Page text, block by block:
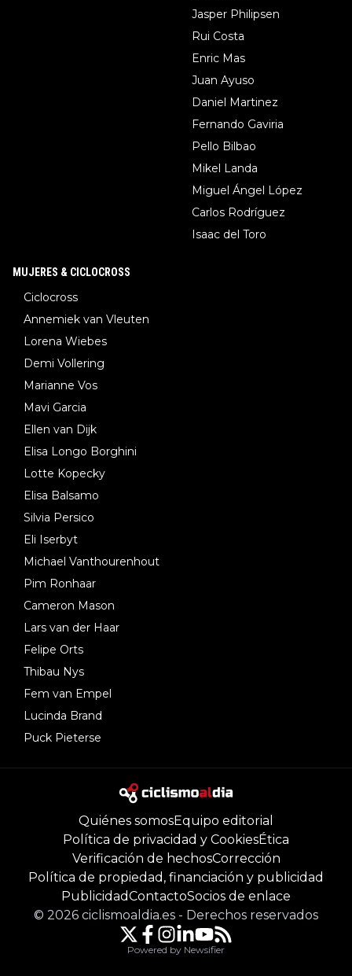
Jasper Philipsen
Rui Costa
Enric Mas
Juan Ayuso
Daniel Martinez
Fernando Gaviria
Pello Bilbao
Mikel Landa
Miguel Ángel López
Carlos Rodríguez
Isaac del Toro
MUJERES & CICLOCROSS
Ciclocross
Annemiek van Vleuten
Lorena Wiebes
Demi Vollering
Marianne Vos
Mavi Garcia
Ellen van Dijk
Elisa Longo Borghini
Lotte Kopecky
Elisa Balsamo
Silvia Persico
Eli Iserbyt
Michael Vanthourenhout
Pim Ronhaar
Cameron Mason
Lars van der Haar
Felipe Orts
Thibau Nys
Fem van Empel
Lucinda Brand
Puck Pieterse
Quiénes somosEquipo editorial
Política de privacidad y CookiesÉtica
Verificación de hechosCorrección
Política de propiedad, financiación y publicidad
PublicidadContactoSocios de enlace
© 2026 ciclismoaldia.es - Derechos reservados
Powered by Newsifier